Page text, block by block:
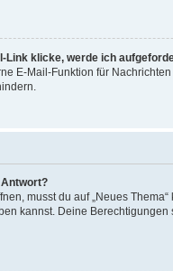
Link klicke, werde ich
E-Mail-Funktion für
musst du auf „Neues
kannst. Deine